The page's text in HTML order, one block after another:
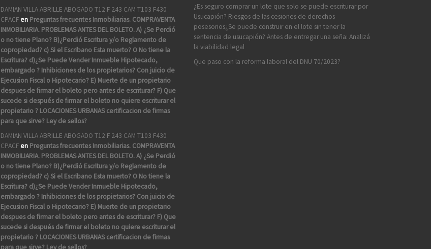
DAMIAN VILLA ABRILLE ABOGADO T12 F 243 CAM T103 F430
CPACFen Preguntas frecuentes Inmobiliarias. COMPRAVENTA
INMOBILIARIA. PROBLEMAS ANTES DEL BOLETO. A) ¿Se Perdió
o no tiene Plano? B)¿Perdió Escritura y/o Reglamento de
copropiedad? c) Si el Escribano Esta muerto? O No tiene la
Escritura? d)¿Se Puede Vender Inmueble Hipotecado,
embargado ? Inhibiciones de los propietarios? Con juicio de
Ejecusion Fiscal o Hipotecario? E) Muerte de un propietario
despues de firmar el boleto pero antes de escriturar? F) Que
sucede si después de firmar el boleto no quiere escriturar el
propietario ? LOCACIONES URBANAS certificacion de firmas
para que sirve? Ley de sellos?
DAMIAN VILLA ABRILLE ABOGADO T12 F 243 CAM T103 F430
CPACFen Preguntas frecuentes Inmobiliarias. COMPRAVENTA
INMOBILIARIA. PROBLEMAS ANTES DEL BOLETO. A) ¿Se Perdió
o no tiene Plano? B)¿Perdió Escritura y/o Reglamento de
copropiedad? c) Si el Escribano Esta muerto? O No tiene la
Escritura? d)¿Se Puede Vender Inmueble Hipotecado,
embargado ? Inhibiciones de los propietarios? Con juicio de
Ejecusion Fiscal o Hipotecario? E) Muerte de un propietario
despues de firmar el boleto pero antes de escriturar? F) Que
sucede si después de firmar el boleto no quiere escriturar el
propietario ? LOCACIONES URBANAS certificacion de firmas
para que sirve? Ley de sellos?
¿Es seguro comprar un lote que solo se puede escriturar por
Usucapión? Riesgos de las cesiones de derechos
posesorios¿Se puede construir en el lote sin tener la
sentencia de usucapión? Antes de entregar una seña: Analizá
la viabilidad legal
Que paso con la reforma laboral del DNU 70/2023?